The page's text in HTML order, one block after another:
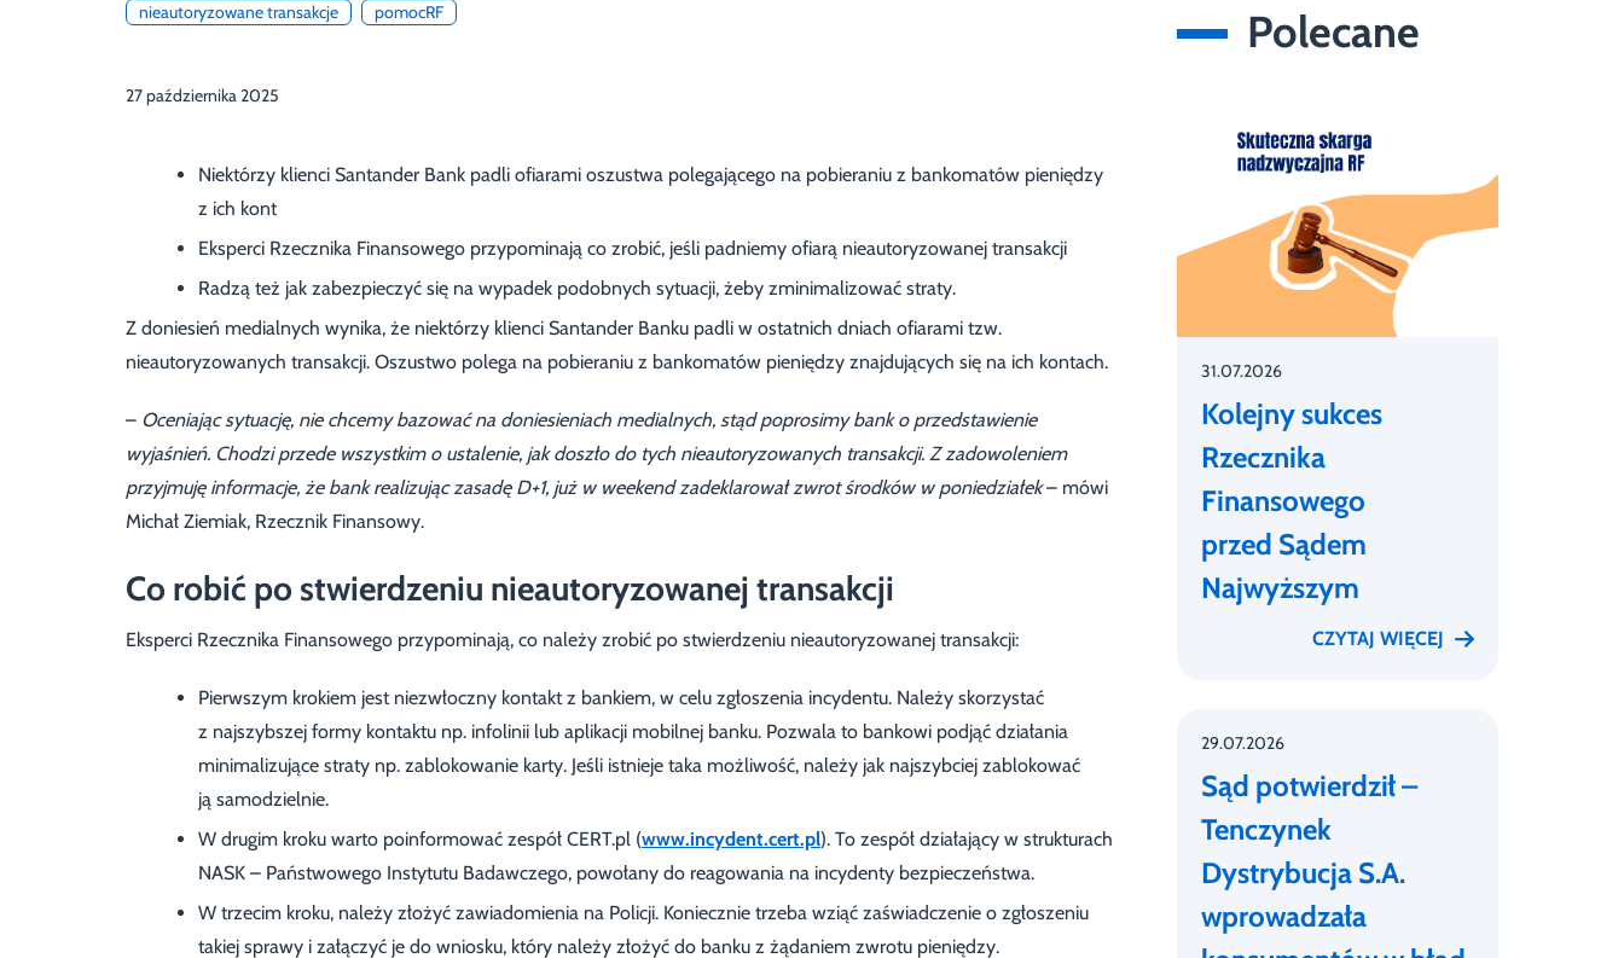
nieautoryzowane transakcje pomocRF
27 października 2025
Niektórzy klienci Santander Bank padli ofiarami oszustwa polegającego na pobieraniu z bankomatów pieniędzy
z ich kont
Eksperci Rzecznika Finansowego przypominają co zrobić, jeśli padniemy ofiarą nieautoryzowanej transakcji
Radzą też jak zabezpieczyć się na wypadek podobnych sytuacji, żeby zminimalizować straty.
Z doniesień medialnych wynika, że niektórzy klienci Santander Banku padli w ostatnich dniach ofiarami tzw.
nieautoryzowanych transakcji. Oszustwo polega na pobieraniu z bankomatów pieniędzy znajdujących się na ich kontach.
– Oceniając sytuację, nie chcemy bazować na doniesieniach medialnych, stąd poprosimy bank o przedstawienie
wyjaśnień. Chodzi przede wszystkim o ustalenie, jak doszło do tych nieautoryzowanych transakcji. Z zadowoleniem
przyjmuję informacje, że bank realizując zasadę D+1, już w weekend zadeklarował zwrot środków w poniedziałek– mówi
Michał Ziemiak, Rzecznik Finansowy.
Co robić po stwierdzeniu nieautoryzowanej transakcji
Eksperci Rzecznika Finansowego przypominają, co należy zrobić po stwierdzeniu nieautoryzowanej transakcji:
Pierwszym krokiem jest niezwłoczny kontakt z bankiem, w celu zgłoszenia incydentu. Należy skorzystać
z najszybszej formy kontaktu np. infolinii lub aplikacji mobilnej banku. Pozwala to bankowi podjąć działania
minimalizujące straty np. zablokowanie karty. Jeśli istnieje taka możliwość, należy jak najszybciej zablokować
ją samodzielnie.
W drugim kroku warto poinformować zespół CERT.pl (www.incydent.cert.pl). To zespół działający w strukturach
NASK – Państwowego Instytutu Badawczego, powołany do reagowania na incydenty bezpieczeństwa.
W trzecim kroku, należy złożyć zawiadomienia na Policji. Koniecznie trzeba wziąć zaświadczenie o zgłoszeniu
takiej sprawy i załączyć je do wniosku, który należy złożyć do banku z żądaniem zwrotu pieniędzy.
Polecane
31.07.2026
Kolejny sukces
Rzecznika
Finansowego
przed Sądem
Najwyższym
CZYTAJ WIĘCEJ
29.07.2026
Sąd potwierdził –
Tenczynek
Dystrybucja S.A.
wprowadzała